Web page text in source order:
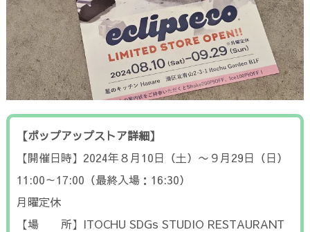
【ポップアップストア詳細】
【開催日時】2024年８月10日（土）〜９月29日（日）
11:00～17:00（最終入場：16:30）
月曜定休
【場 所】ITOCHU SDGs STUDIO RESTAURANT